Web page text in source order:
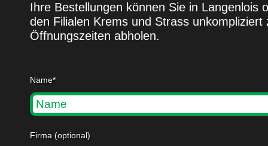
Ihre Bestellungen können Sie in Langenlois
den Filialen Krems und Strass unkompliziert
Öffnungszeiten abholen.
Name*
Firma (optional)